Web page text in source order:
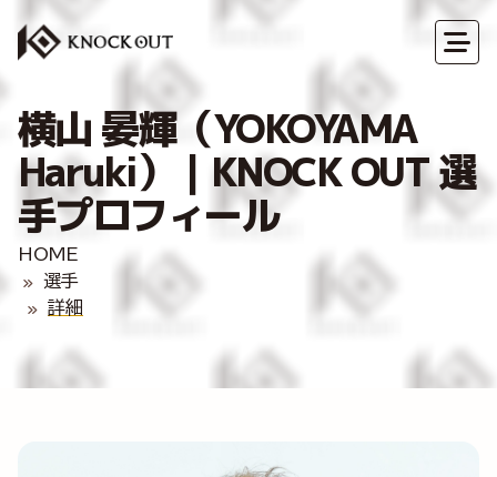
横山 晏輝（YOKOYAMA
Haruki）｜KNOCK OUT 選
手プロフィール
HOME
選手
詳細